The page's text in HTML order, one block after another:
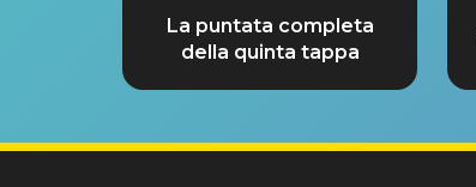
La puntata completa
della quinta tappa